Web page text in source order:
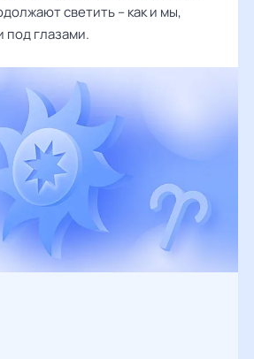
светить – как и мы,
под глазами.